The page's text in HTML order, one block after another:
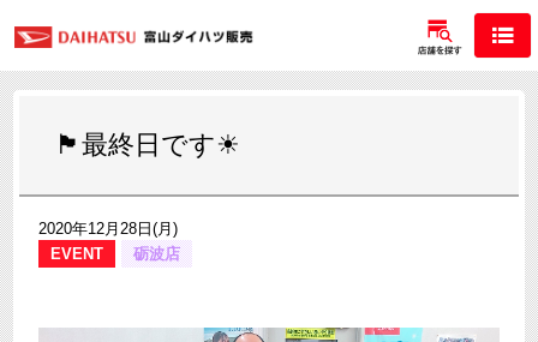
🏴最終日です☀
2020年12月28日(月)
EVENT
砺波店